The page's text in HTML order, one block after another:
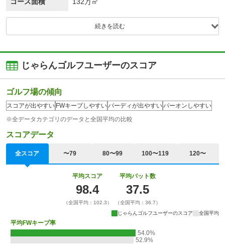
コース面積 132万㎡
続きを読む
じゃらんゴルフユーザーのスコア
ゴルフ場の傾向
スコアが出やすい FWキープしやすいバーディが出やすいパーオンしやすい
※全データカテゴリのデータと全国平均の比較
スコアデータ
全スコア 〜79 80〜99 100〜119 120〜
平均スコア
98.4
（全国平均：102.3）
平均パット数
37.5
（全国平均：36.7）
じゃらんゴルフユーザーのスコア
全国平均
平均FWキープ率
54.0%
52.9%